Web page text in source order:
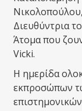
Διευθύντρια
Άτομα που
Vicki.
Η ημερίδα
εκπροσώπων